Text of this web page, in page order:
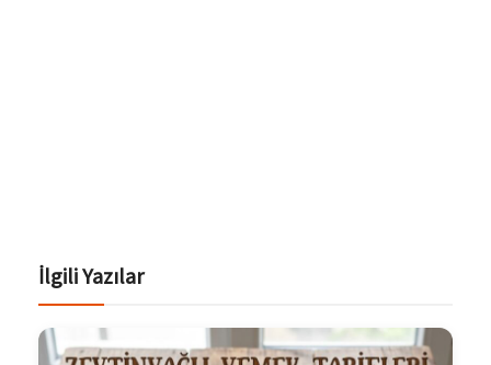
İlgili Yazılar